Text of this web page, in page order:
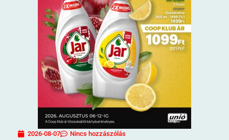
2026-08-07 Nincs hozzászólás